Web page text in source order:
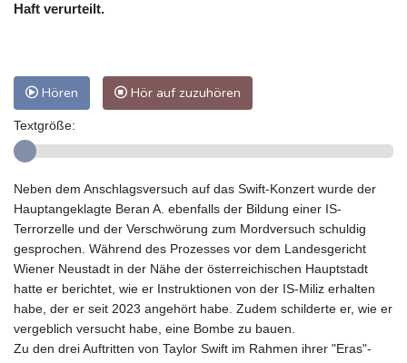
Haft verurteilt.
Hören Hör auf zuzuhören
Textgröße:
Neben dem Anschlagsversuch auf das Swift-Konzert wurde der
Hauptangeklagte Beran A. ebenfalls der Bildung einer IS-
Terrorzelle und der Verschwörung zum Mordversuch schuldig
gesprochen. Während des Prozesses vor dem Landesgericht
Wiener Neustadt in der Nähe der österreichischen Hauptstadt
hatte er berichtet, wie er Instruktionen von der IS-Miliz erhalten
habe, der er seit 2023 angehört habe. Zudem schilderte er, wie er
vergeblich versucht habe, eine Bombe zu bauen.
Zu den drei Auftritten von Taylor Swift im Rahmen ihrer "Eras"-